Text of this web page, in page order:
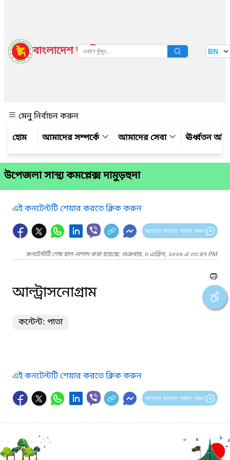
বাংলাদেশ জাতীয় তথ্য বাতায়ন BN
মেনু নির্বাচন করুন
আমাদের সম্পর্কে
আমাদের সেবা ঊর্ধ্বতন
উপেজলা সাস্থ্য কমপ্লেক্স দামুড়হুদা
এই কনটেন্টটি শেয়ার করতে ক্লিক করুন
আপনার মতামত প্রদান করুন
কনটেন্টটি শেষ হাল-নাগাদ করা হয়েছে: শুক্রবার, ৩ এপ্রিল, ২০২৬ এ ০৩:৪৭ PM
আল্ট্রাসনোগ্রাম
কন্টেন্ট: পাতা
এই কনটেন্টটি শেয়ার করতে ক্লিক করুন
আপনার মতামত প্রদান করুন